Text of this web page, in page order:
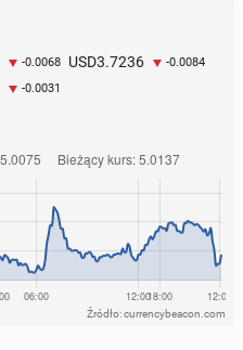
-0.0068 USD3.7236 -0.0084
-0.0031
Źródło: currencybeacon.com